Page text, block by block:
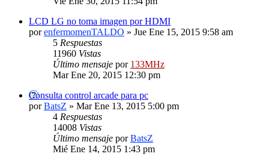
LCD LG no toma imagen por HDMI
porenfermomenTALDO » Jue Ene 15, 2015 9:58 am
5 Respuestas
11960 Vistas
Último mensaje por 133MHz
Mar Ene 20, 2015 12:30 pm
Consulta control arcade para pc
porBatsZ » Mar Ene 13, 2015 5:00 pm
4 Respuestas
14008 Vistas
Último mensaje porBatsZ
Mié Ene 14, 2015 1:43 pm